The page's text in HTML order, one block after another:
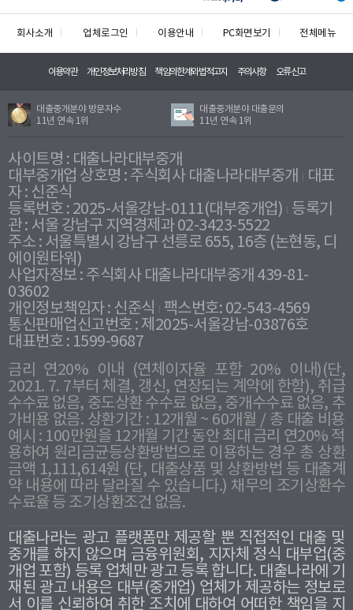
회사소개 업체로그인 이용안내 PC화면보기 전체메뉴
이용약관 개인정보처리방침 책임의한계와법적고지 주의사항 오류신고
대출중개분야 방문자수
11년 연속 1위
대출중개분야 대출문의
11년 연속 1위
사이트명 : 대출나라대부중개
대부중개업 상호명 : 주식회사 대출나라대부중개
대표
자 : 신준식
등록번호 : 2025-서울강남-0111(대부중개업) 등록기
관 : 서울 강남구 지역경제과 02-3423-5522
주소 : 서울특별시 강남구 선릉로 655, 16층 (논현동, 디
에이원타워)
사업자정보 : 주식회사 대출나라대부중개 439-81-
03602
개인정보책임자 : 신준식
팩스번호: 02-543-4569
통신판매업신고번호 : 제2025-서울강남-03876호
대표번호 : 1599-9687
금리 연20% 이내 (연체이자율 포함 20% 이내)(단,
2021. 7. 7부터 체결, 갱신, 연장되는 계약에 한함), 취급
수수료 없음, 중도상환 수수료 없음, 중개수수료 없음, 추
가비용 없음. 상환기간 : 12개월 ~ 60개월 / 총 대출 비용
예시 : 100만원을 12개월 기간 동안 최대 금리 연20% 적
용하여 원리금균등상환방법으로 이용하는 경우 총 상환
금액 1,111,614원 (단, 대출상품 및 상환방법 등 대출계
약 내용에 따라 달라질 수 있습니다.) 채무의 조기상환수
수료율 등 조기상환조건 없음.
대출나라는 광고 플랫폼만 제공할 뿐 직접적인 대출 및
중개를 하지 않으며 금융위원회, 지자체 정식 대부업(중
개업 포함) 등록 업체만 광고 등록 합니다. 대출나라에 기
재된 광고 내용은 대부(중개업) 업체가 제공하는 정보로
서 이를 신뢰하여 취한 조치에 대하여 어떠한 책임을 지